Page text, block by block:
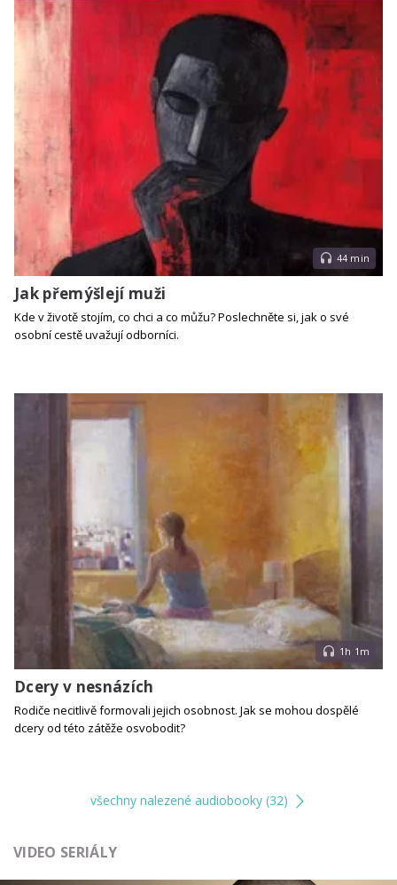
44 min
Jak přemýšlejí muži
Kde v životě stojím, co chci a co můžu? Poslechněte si, jak o své
osobní cestě uvažují odborníci.
1h 1m
Dcery v nesnázích
Rodiče necitlivě formovali jejich osobnost. Jak se mohou dospělé
dcery od této zátěže osvobodit?
všechny nalezené audiobooky (32)
VIDEO SERIÁLY